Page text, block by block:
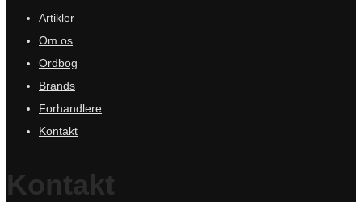
Artikler
Om os
Ordbog
Brands
Forhandlere
Kontakt
Kontakt